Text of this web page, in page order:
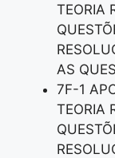
TEORIA
AS
7F-1
TEORIA